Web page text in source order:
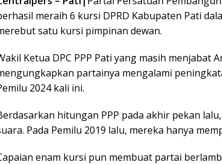
meraih 6 kursi DPRD Kabupaten Pati
satu kursi pimpinan dewan.
Ketua DPC PPP Pati yang masih menjabat
partainya mengalami
2024 kali ini.
hitungan PPP pada akhir pekan
Pada Pemilu 2019 lalu, mereka hanya
enam kursi pun membuat partai